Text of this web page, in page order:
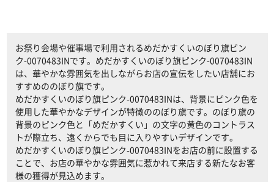
お祭り会場や催事場で利用されるめだかすくいのぼり旗ピン
ク-0070483INです。めだかすくいのぼり旗ピンク-0070483IN
は、華やかな雰囲気を出しながらお店の宣伝をしたい店舗にお
すすめののぼり旗です。
めだかすくいのぼり旗ピンク-0070483INは、背景にピンク色を
使用した華やかなデザインが特徴ののぼり旗です。のぼり旗の
背景のピンク色と「めだかすくい」の文字の黄色のコントラス
トが際立ち、遠くからでも目に入りやすいデザインです。
めだかすくいのぼり旗ピンク-0070483INをお店の前に設置する
ことで、お店の華やかな雰囲気に惹かれて来店する新たなお客
様の獲得が見込めます。